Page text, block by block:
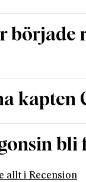
började
kapten
bli
allt i Recension